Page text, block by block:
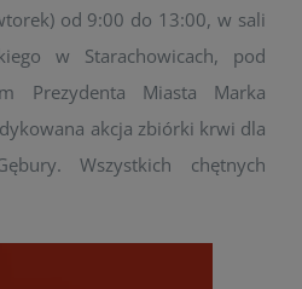
od 9:00 do 13:00, w sali
w Starachowicach, pod
Prezydenta Miasta Marka
akcja zbiórki krwi dla
Wszystkich chętnych